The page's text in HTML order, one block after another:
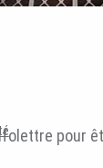
pour